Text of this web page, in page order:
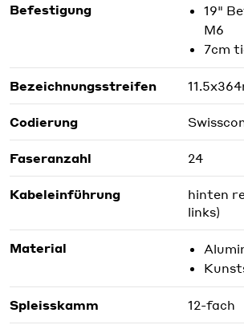
Befestigung
19"
M6
7cm
Bezeichnungsstreifen
Codierung
Faseranzahl 24
Kabeleinführung
hinten
links)
Material
Spleisskamm 12-fach